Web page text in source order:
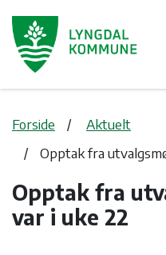
Forside
Aktuelt
Opptak fra
Opptak fra
var i uke 22